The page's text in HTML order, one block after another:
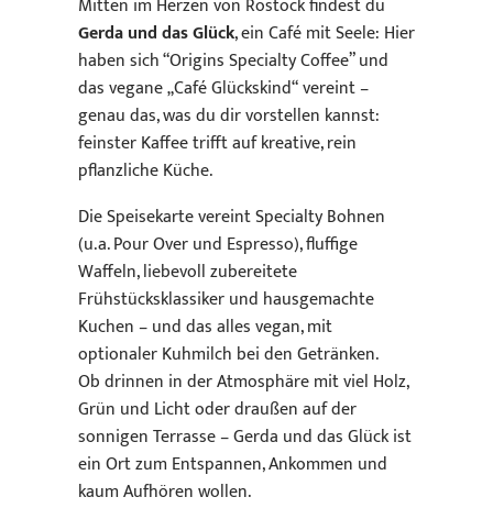
Mitten im Herzen von Rostock findest du
Gerda und das Glück, ein Café mit Seele: Hier
haben sich “Origins Specialty Coffee” und
das vegane „Café Glückskind“ vereint –
genau das, was du dir vorstellen kannst:
feinster Kaffee trifft auf kreative, rein
pflanzliche Küche.
Die Speisekarte vereint Specialty Bohnen
(u. a. Pour Over und Espresso), fluffige
Waffeln, liebevoll zubereitete
Frühstücksklassiker und hausgemachte
Kuchen – und das alles vegan, mit
optionaler Kuhmilch bei den Getränken.
Ob drinnen in der Atmosphäre mit viel Holz,
Grün und Licht oder draußen auf der
sonnigen Terrasse – Gerda und das Glück ist
ein Ort zum Entspannen, Ankommen und
kaum Aufhören wollen.